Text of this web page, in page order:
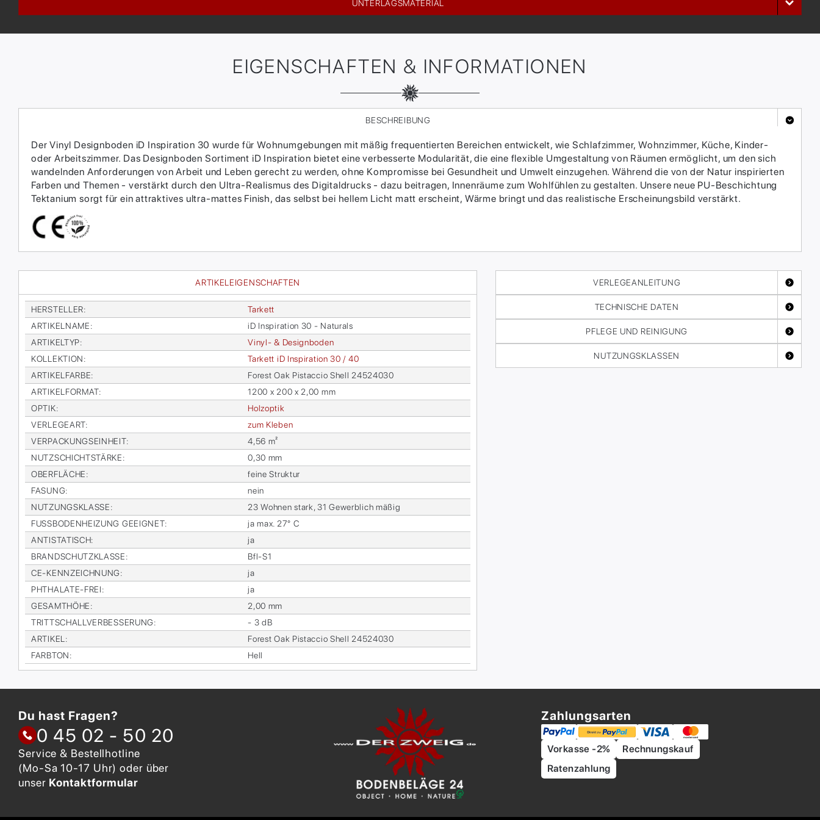
UNTERLAGSMATERIAL
EIGENSCHAFTEN & INFORMATIONEN
ARTIKELEIGENSCHAFTEN
HER­STEL­LER:
Tar­kett
AR­TI­KEL­NA­ME:
iD In­spi­ra­ti­on 30 - Na­tu­rals
AR­TI­KEL­TYP:
Vi­nyl- & De­sign­bo­den
KOL­LEK­TI­ON:
Tar­kett iD In­spi­ra­ti­on 30 / 40
AR­TI­KEL­FAR­BE:
Fo­rest Oak Pist­ac­cio Shell 24524030
AR­TI­KEL­FOR­MAT:
1200 x 200 x 2,00 mm
OP­TIK:
Holz­op­tik
VER­LE­GE­ART:
zum Kle­ben
VER­PA­CKUNGS­EIN­HEIT:
4,56 m²
NUTZ­SCHICHT­STÄR­KE:
0,30 mm
OBER­FLÄ­CHE:
fei­ne Struk­tur
FA­SUNG:
nein
NUT­ZUNGS­KLAS­SE:
23 Woh­nen stark, 31 Ge­werb­lich mä­ßig
FUSS­BO­DEN­HEI­ZUNG GE­EIG­NET:
ja max. 27° C
AN­TI­STA­TISCH:
ja
BRAND­SCHUTZ­KLAS­SE:
Bfl-S1
CE-KENN­ZEICH­NUNG:
ja
PHTHA­LA­TE-FREI:
ja
GE­SAMT­HÖ­HE:
2,00 mm
TRITT­SCHALL­VER­BES­SE­RUNG:
- 3 dB
AR­TI­KEL :
Fo­rest Oak Pist­ac­cio Shell 24524030
FARB­TON: Hell
BESCHREIBUNG
Der Vinyl Designboden iD Inspiration 30 wurde für Wohnumgebungen mit mäßig frequentierten Bereichen entwickelt, wie Schlafzimmer, Wohnzimmer, Küche, Kinder-
oder Arbeitszimmer. Das Designboden Sortiment iD Inspiration bietet eine verbesserte Modularität, die eine flexible Umgestaltung von Räumen ermöglicht, um den sich
wandelnden Anforderungen von Arbeit und Leben gerecht zu werden, ohne Kompromisse bei Gesundheit und Umwelt einzugehen. Während die von der Natur inspirierten
Farben und Themen - verstärkt durch den Ultra-Realismus des Digitaldrucks - dazu beitragen, Innenräume zum Wohlfühlen zu gestalten. Unsere neue PU-Beschichtung
Tektanium sorgt für ein attraktives ultra-mattes Finish, das selbst bei hellem Licht matt erscheint, Wärme bringt und das realistische Erscheinungsbild verstärkt.
VERLEGEANLEITUNG
TECHNISCHE DATEN
PFLEGE UND REINIGUNG
NUTZUNGSKLASSEN
Du hast Fragen?
0 45 02 - 50 20
Service & Bestellhotline
(Mo-Sa 10-17 Uhr) oder über
unser Kontaktformular
Zahlungsarten
Vorkasse -2%
Rechnungskauf
Ratenzahlung